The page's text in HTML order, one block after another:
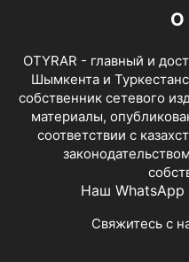
О
OTYRAR - главный и
Шымкента и
собственник сетевого
материалы,
соответствии с
Наш WhatsApp
Свяжитесь с